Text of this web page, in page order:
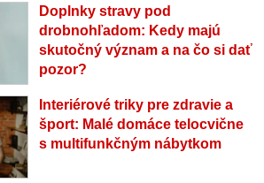
Doplnky stravy pod
drobnohľadom: Kedy majú
skutočný význam a na čo si dať
pozor?
Interiérové triky pre zdravie a
šport: Malé domáce telocvične
s multifunkčným nábytkom